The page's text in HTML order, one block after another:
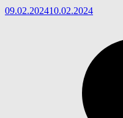
09.02.202410.02.2024